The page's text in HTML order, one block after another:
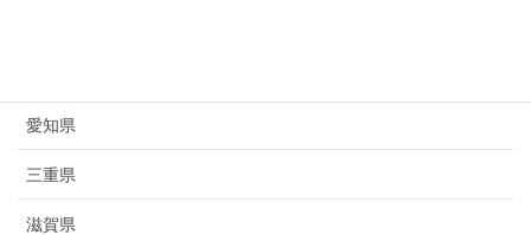
愛知県
三重県
滋賀県